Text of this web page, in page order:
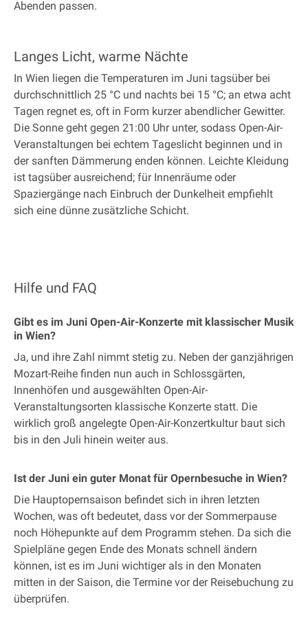
Abenden passen.
Langes Licht, warme Nächte
In Wien liegen die Temperaturen im Juni tagsüber bei
durchschnittlich 25 °C und nachts bei 15 °C; an etwa acht
Tagen regnet es, oft in Form kurzer abendlicher Gewitter.
Die Sonne geht gegen 21:00 Uhr unter, sodass Open-Air-
Veranstaltungen bei echtem Tageslicht beginnen und in
der sanften Dämmerung enden können. Leichte Kleidung
ist tagsüber ausreichend; für Innenräume oder
Spaziergänge nach Einbruch der Dunkelheit empfiehlt
sich eine dünne zusätzliche Schicht.
Hilfe und FAQ
Gibt es im Juni Open-Air-Konzerte mit klassischer Musik
in Wien?
Ja, und ihre Zahl nimmt stetig zu. Neben der ganzjährigen
Mozart-Reihe finden nun auch in Schlossgärten,
Innenhöfen und ausgewählten Open-Air-
Veranstaltungsorten klassische Konzerte statt. Die
wirklich groß angelegte Open-Air-Konzertkultur baut sich
bis in den Juli hinein weiter aus.
Ist der Juni ein guter Monat für Opernbesuche in Wien?
Die Hauptopernsaison befindet sich in ihren letzten
Wochen, was oft bedeutet, dass vor der Sommerpause
noch Höhepunkte auf dem Programm stehen. Da sich die
Spielpläne gegen Ende des Monats schnell ändern
können, ist es im Juni wichtiger als in den Monaten
mitten in der Saison, die Termine vor der Reisebuchung zu
überprüfen.